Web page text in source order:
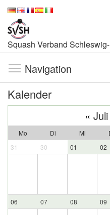
Squash Verband
Navigation
Kalender
«
Mo Di Mi
31
30 01 02
06 07 08 09